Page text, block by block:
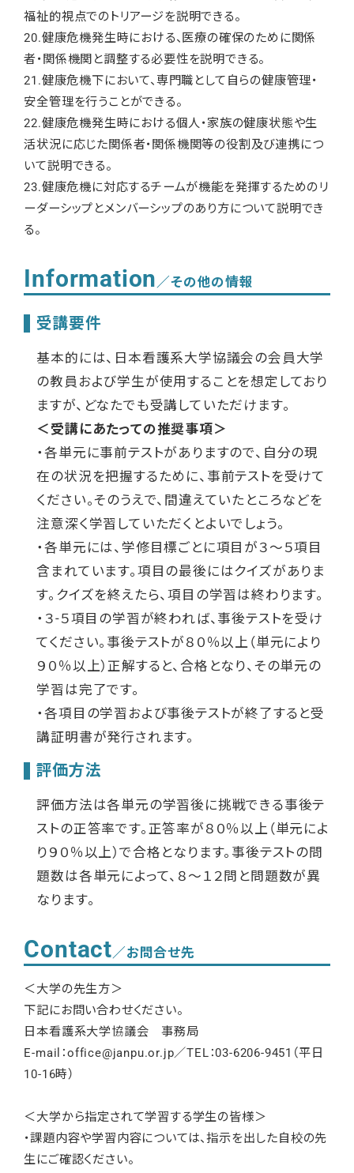
福祉的視点でのトリアージを説明できる。
20.健康危機発生時における、医療の確保のために関係
者・関係機関と調整する必要性を説明できる。
21.健康危機下において、専門職として自らの健康管理・
安全管理を行うことができる。
22.健康危機発生時における個人・家族の健康状態や生
活状況に応じた関係者・関係機関等の役割及び連携につ
いて説明できる。
23.健康危機に対応するチームが機能を発揮するためのリ
ーダーシップとメンバーシップのあり方について説明でき
る。
Information ／その他の情報
受講要件
基本的には、日本看護系大学協議会の会員大学
の教員および学生が使用することを想定しており
ますが、どなたでも受講していただけます。
＜受講にあたっての推奨事項＞
・各単元に事前テストがありますので、自分の現
在の状況を把握するために、事前テストを受けて
ください。そのうえで、間違えていたところなどを
注意深く学習していただくとよいでしょう。
・各単元には、学修目標ごとに項目が３～５項目
含まれています。項目の最後にはクイズがありま
す。クイズを終えたら、項目の学習は終わります。
・３-５項目の学習が終われば、事後テストを受け
てください。事後テストが８０％以上（単元により
９０％以上）正解すると、合格となり、その単元の
学習は完了です。
・各項目の学習および事後テストが終了すると受
講証明書が発行されます。
評価方法
評価方法は各単元の学習後に挑戦できる事後テ
ストの正答率です。正答率が８０％以上（単元によ
り９０％以上）で合格となります。事後テストの問
題数は各単元によって、８～１２問と問題数が異
なります。
Contact／お問合せ先
＜大学の先生方＞
下記にお問い合わせください。
日本看護系大学協議会 事務局
E-mail：office@janpu.or.jp／TEL：03-6206-9451（平日
10-16時）
＜大学から指定されて学習する学生の皆様＞
・課題内容や学習内容については、指示を出した自校の先
生にご確認ください。